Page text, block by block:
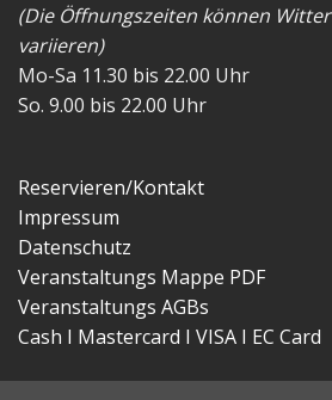
(Die Öffnungszeiten können
variieren)
Mo-Sa 11.30 bis 22.00 Uhr
So. 9.00 bis 22.00 Uhr
Reservieren/Kontakt
Impressum
Datenschutz
Veranstaltungs Mappe PDF
Veranstaltungs AGBs
Cash I Mastercard I VISA I EC Card